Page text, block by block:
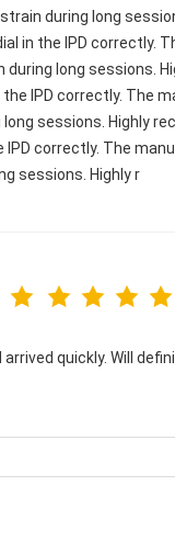
during long
in the IPD
long sessions.
IPD correctly. The
sessions. Highly
correctly. The
sessions. Highly r
quickly. Will